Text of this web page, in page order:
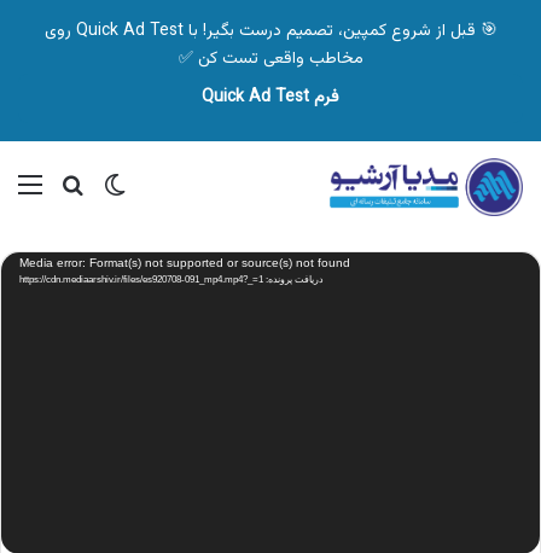
🎯 قبل از شروع کمپین، تصمیم درست بگیر! با Quick Ad Test روی
مخاطب واقعی تست کن ✅
فرم Quick Ad Test
تغییر پوسته
نمایشگر
ویدیو Media error: Format(s) not supported or source(s) not found
دریافت پرونده: https://cdn.mediaarshiv.ir/files/es920708-091_mp4.mp4?_=1